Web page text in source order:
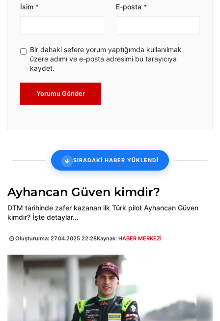
İsim * E-posta *
Bir dahaki sefere yorum yaptığımda kullanılmak
üzere adımı ve e-posta adresimi bu tarayıcıya
kaydet.
Yorumu Gönder
SIRADAKİ HABER YÜKLENDİ
Ayhancan Güven kimdir?
DTM tarihinde zafer kazanan ilk Türk pilot Ayhancan Güven
kimdir? İşte detaylar...
Oluşturulma: 27.04.2025 22:28Kaynak: HABER MERKEZİ